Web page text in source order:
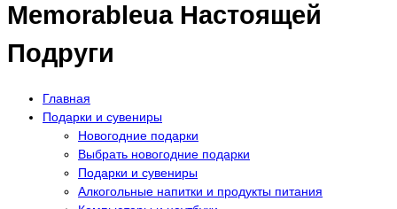
Memorableua Настоящей
Подруги
Главная
Подарки и сувениры
Новогодние подарки
Выбрать новогодние подарки
Подарки и сувениры
Алкогольные напитки и продукты питания